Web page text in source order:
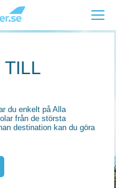
TILL
du enkelt på Alla
från de största
destination kan du göra